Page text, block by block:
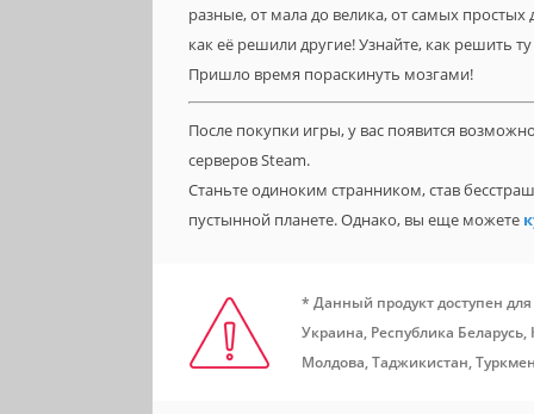
разные, от мала до велика, от самых
как её решили другие! Узнайте, как решить
Пришло время пораскинуть мозгами!
После покупки игры, у вас появится
серверов Steam.
Станьте одиноким странником, став
пустынной планете. Однако, вы еще можете
* Данный продукт доступен
Украина, Республика
Молдова, Таджикистан,